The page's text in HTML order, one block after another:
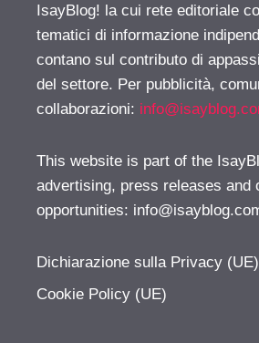
IsayBlog! la cui rete editoriale
tematici di informazione
contano sul contributo di
del settore. Per pubblicità,
collaborazioni:
This website is part of the
advertising, press releases and
opportunities:
Dichiarazione sulla Privacy (UE)
Cookie Policy (UE)